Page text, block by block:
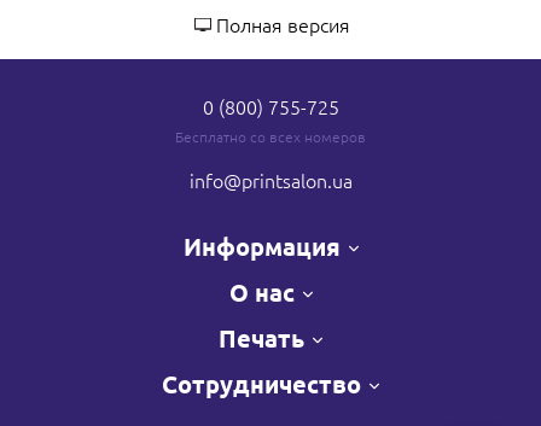
Полная версия
0 (800) 755-725
Бесплатно со всех номеров
info@printsalon.ua
Информация
О нас
Печать
Сотрудничество